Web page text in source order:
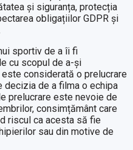
și siguranța, protecția
obligațiilor GDPR și
sportiv de a îi fi
cu scopul de a-și
considerată o prelucrare
decizia de a filma o echipa
prelucrare este nevoie de
consimțământ care
riscul ca acesta să fie
sau din motive de